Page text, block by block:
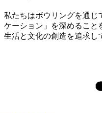
私たちはボウリングを通じ
ケーション」を深めること
生活と文化の創造を追求し